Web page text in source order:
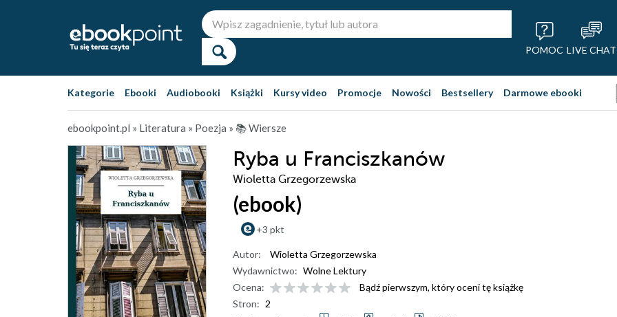
POMOC LIVE CHAT
Kategorie Ebooki Audiobooki Książki Kursy video Promocje Nowości Bestsellery Darmowe ebooki
ebookpoint.pl » Literatura » Poezja » 📚 Wiersze
Ryba u Franciszkanów
Wioletta Grzegorzewska
(ebook)
+3 pkt
Autor:
Wioletta Grzegorzewska
Wydawnictwo: Wolne Lektury
Ocena:
Bądź pierwszym, który oceni tę książkę
Stron: 2